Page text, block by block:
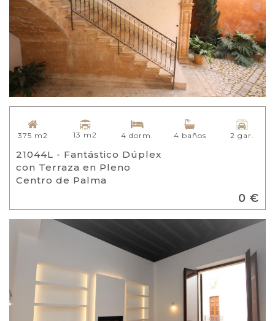
375 m2 13 m2 4 dorm. 4 baños 2 gar.
21044L - Fantástico Dúplex
con Terraza en Pleno
Centro de Palma
0 €